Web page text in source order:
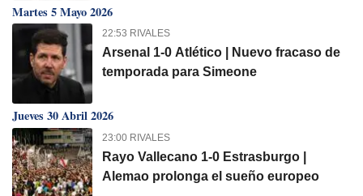
Martes 5 Mayo 2026
22:53 RIVALES
Arsenal 1-0 Atlético | Nuevo fracaso de
temporada para Simeone
Jueves 30 Abril 2026
23:00 RIVALES
Rayo Vallecano 1-0 Estrasburgo |
Alemao prolonga el sueño europeo